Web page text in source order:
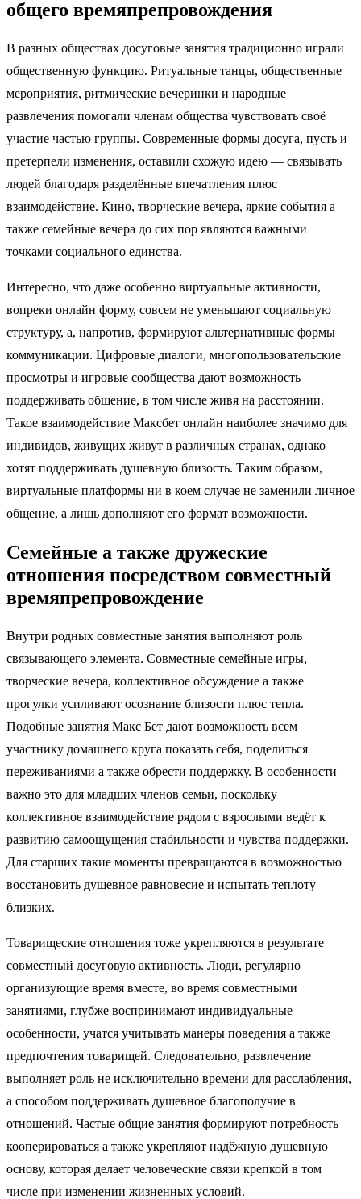
общего времяпрепровождения
В разных обществах досуговые занятия традиционно играли
общественную функцию. Ритуальные танцы, общественные
мероприятия, ритмические вечеринки и народные
развлечения помогали членам общества чувствовать своё
участие частью группы. Современные формы досуга, пусть и
претерпели изменения, оставили схожую идею — связывать
людей благодаря разделённые впечатления плюс
взаимодействие. Кино, творческие вечера, яркие события а
также семейные вечера до сих пор являются важными
точками социального единства.
Интересно, что даже особенно виртуальные активности,
вопреки онлайн форму, совсем не уменьшают социальную
структуру, а, напротив, формируют альтернативные формы
коммуникации. Цифровые диалоги, многопользовательские
просмотры и игровые сообщества дают возможность
поддерживать общение, в том числе живя на расстоянии.
Такое взаимодействие Максбет онлайн наиболее значимо для
индивидов, живущих живут в различных странах, однако
хотят поддерживать душевную близость. Таким образом,
виртуальные платформы ни в коем случае не заменили личное
общение, а лишь дополняют его формат возможности.
Семейные а также дружеские
отношения посредством совместный
времяпрепровождение
Внутри родных совместные занятия выполняют роль
связывающего элемента. Совместные семейные игры,
творческие вечера, коллективное обсуждение а также
прогулки усиливают осознание близости плюс тепла.
Подобные занятия Макс Бет дают возможность всем
участнику домашнего круга показать себя, поделиться
переживаниями а также обрести поддержку. В особенности
важно это для младших членов семьи, поскольку
коллективное взаимодействие рядом с взрослыми ведёт к
развитию самоощущения стабильности и чувства поддержки.
Для старших такие моменты превращаются в возможностью
восстановить душевное равновесие и испытать теплоту
близких.
Товарищеские отношения тоже укрепляются в результате
совместный досуговую активность. Люди, регулярно
организующие время вместе, во время совместными
занятиями, глубже воспринимают индивидуальные
особенности, учатся учитывать манеры поведения а также
предпочтения товарищей. Следовательно, развлечение
выполняет роль не исключительно времени для расслабления,
а способом поддерживать душевное благополучие в
отношений. Частые общие занятия формируют потребность
кооперироваться а также укрепляют надёжную душевную
основу, которая делает человеческие связи крепкой в том
числе при изменении жизненных условий.